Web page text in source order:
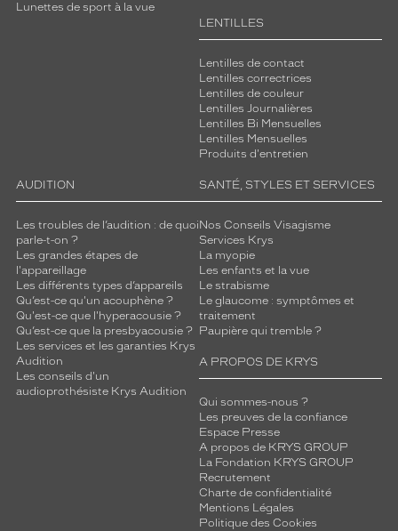
Lunettes de sport à la vue
LENTILLES
Lentilles de contact
Lentilles correctrices
Lentilles de couleur
Lentilles Journalières
Lentilles Bi Mensuelles
Lentilles Mensuelles
Produits d'entretien
AUDITION
Les troubles de l’audition : de quoi
parle-t-on ?
Les grandes étapes de
l'appareillage
Les différents types d’appareils
Qu’est-ce qu'un acouphène ?
Qu'est-ce que l'hyperacousie ?
Qu’est-ce que la presbyacousie ?
Les services et les garanties Krys
Audition
Les conseils d'un
audioprothésiste Krys Audition
SANTÉ, STYLES ET SERVICES
Nos Conseils Visagisme
Services Krys
La myopie
Les enfants et la vue
Le strabisme
Le glaucome : symptômes et
traitement
Paupière qui tremble ?
A PROPOS DE KRYS
Qui sommes-nous ?
Les preuves de la confiance
Espace Presse
A propos de KRYS GROUP
La Fondation KRYS GROUP
Recrutement
Charte de confidentialité
Mentions Légales
Politique des Cookies